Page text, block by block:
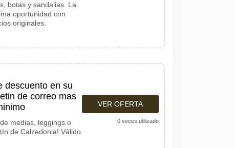
botas y sandalias. La
oportunidad con
originales.
descuento en su
de correo mas
medias, leggings o
de Calzedonia! Válido
VER OFERTA
0 veces utilizado